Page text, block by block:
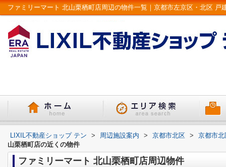
LIXIL不動産ショップ テン > 周辺施設案内 > 京都市北区 >
京都市
山栗栖町店の近くの物件
ファミリーマート 北山栗栖町店周辺物件